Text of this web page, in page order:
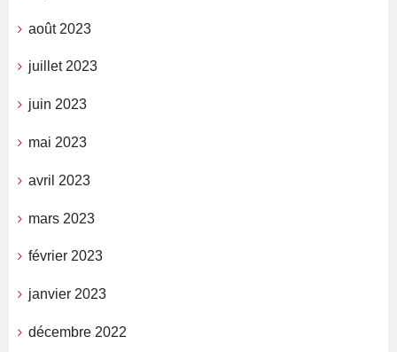
août 2023
juillet 2023
juin 2023
mai 2023
avril 2023
mars 2023
février 2023
janvier 2023
décembre 2022